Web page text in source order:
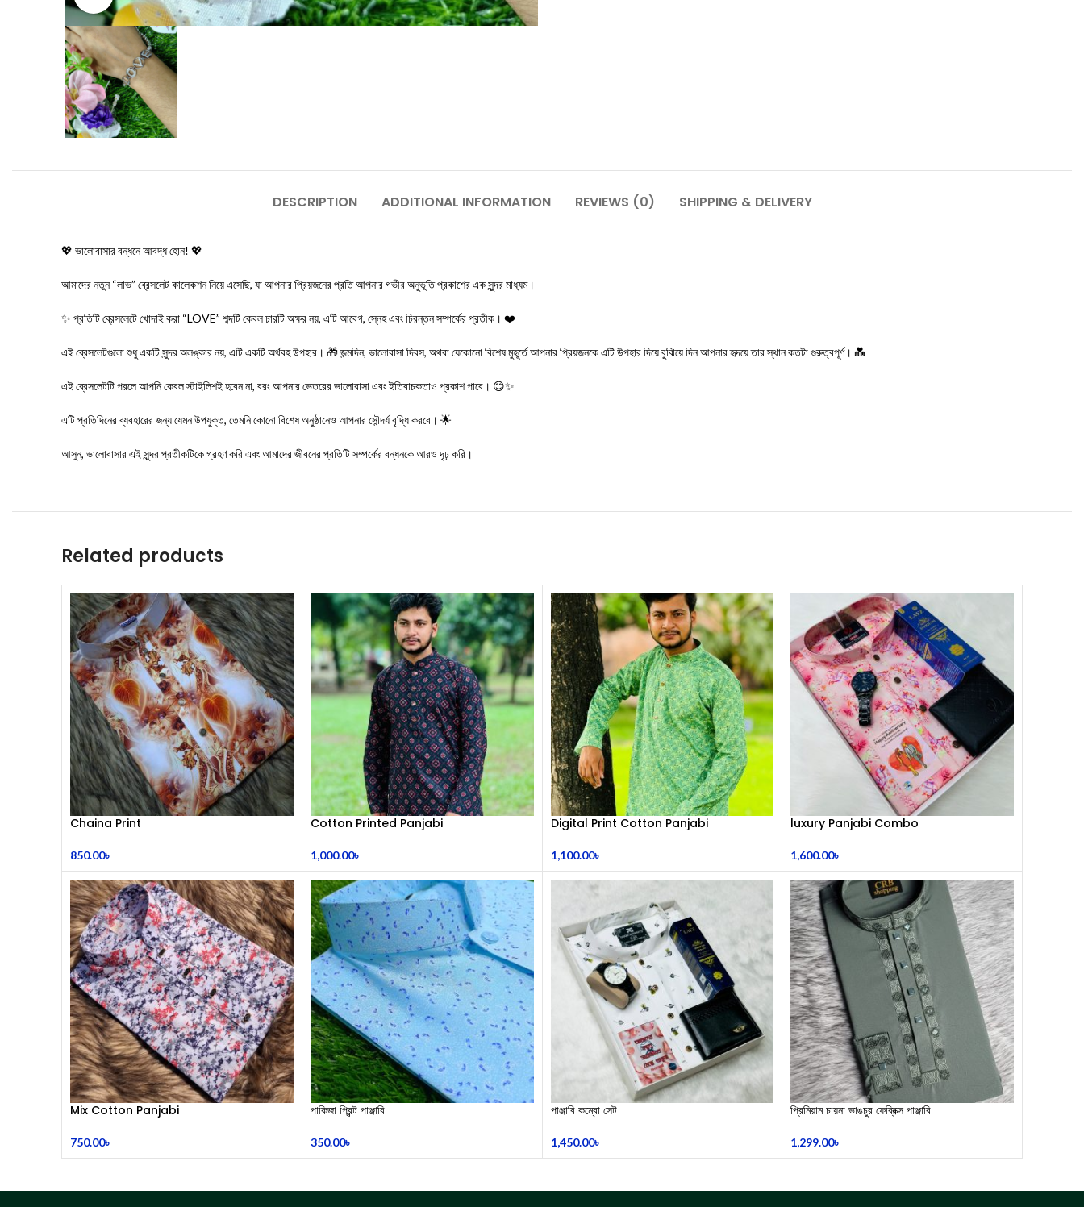
DESCRIPTION ADDITIONAL INFORMATION REVIEWS (0) SHIPPING & DELIVERY
💖 ভালোবাসার বন্ধনে আবদ্ধ হোন! 💖
আমাদের নতুন “লাভ” ব্রেসলেট কালেকশন নিয়ে এসেছি, যা আপনার প্রিয়জনের প্রতি আপনার গভীর অনুভূতি প্রকাশের এক সুন্দর মাধ্যম।
✨ প্রতিটি ব্রেসলেটে খোদাই করা “LOVE” শব্দটি কেবল চারটি অক্ষর নয়, এটি আবেগ, স্নেহ এবং চিরন্তন সম্পর্কের প্রতীক। ❤️
এই ব্রেসলেটগুলো শুধু একটি সুন্দর অলঙ্কার নয়, এটি একটি অর্থবহ উপহার। 🎁 জন্মদিন, ভালোবাসা দিবস, অথবা যেকোনো বিশেষ মুহূর্তে আপনার প্রিয়জনকে এটি উপহার দিয়ে বুঝিয়ে দিন আপনার হৃদয়ে তার স্থান কতটা গুরুত্বপূর্ণ। 💑
এই ব্রেসলেটটি পরলে আপনি কেবল স্টাইলিশই হবেন না, বরং আপনার ভেতরের ভালোবাসা এবং ইতিবাচকতাও প্রকাশ পাবে। 😊✨
এটি প্রতিদিনের ব্যবহারের জন্য যেমন উপযুক্ত, তেমনি কোনো বিশেষ অনুষ্ঠানেও আপনার সৌন্দর্য বৃদ্ধি করবে। 🌟
আসুন, ভালোবাসার এই সুন্দর প্রতীকটিকে গ্রহণ করি এবং আমাদের জীবনের প্রতিটি সম্পর্কের বন্ধনকে আরও দৃঢ় করি।
Related products
Chaina Print
850.00৳
Cotton Printed Panjabi
1,000.00৳
Digital Print Cotton Panjabi
1,100.00৳
luxury Panjabi Combo
1,600.00৳
Mix Cotton Panjabi
750.00৳
পাকিজা প্রিন্ট পাঞ্জাবি
350.00৳
পাঞ্জাবি কম্বো সেট
1,450.00৳
​প্রিমিয়াম চায়না ভাঙচুর ফেব্রিক্স পাঞ্জাবি
1,299.00৳